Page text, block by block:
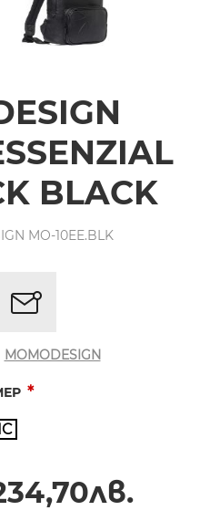
BLACK
MO-10EE.BLK
MOMODESIGN
*